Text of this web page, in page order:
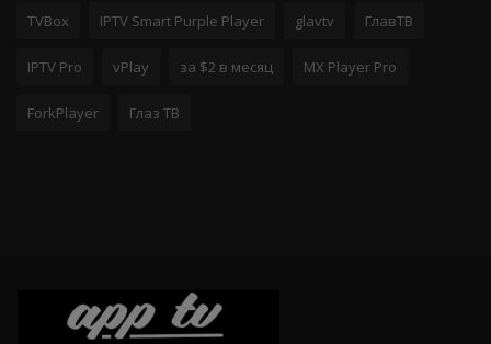
TVBox IPTV Smart Purple Player glavtv ГлавТВ
IPTV Pro vPlay за $2 в месяц MX Player Pro
ForkPlayer Глаз ТВ